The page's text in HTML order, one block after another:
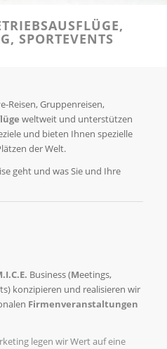
SPORTEVENTS
Reisen, Gruppenreisen,
weltweit und unterstützen
und bieten Ihnen spezielle
der Welt.
geht und was Sie und Ihre
Business (Meetings,
konzipieren und realisieren wir
Firmenveranstaltungen
legen wir Wert auf eine